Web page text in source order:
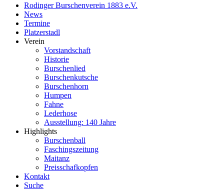
Rodinger Burschenverein 1883 e.V.
News
Termine
Platzerstadl
Verein
Vorstandschaft
Historie
Burschenlied
Burschenkutsche
Burschenhorn
Humpen
Fahne
Lederhose
Ausstellung: 140 Jahre
Highlights
Burschenball
Faschingszeitung
Maitanz
Preisschafkopfen
Kontakt
Suche